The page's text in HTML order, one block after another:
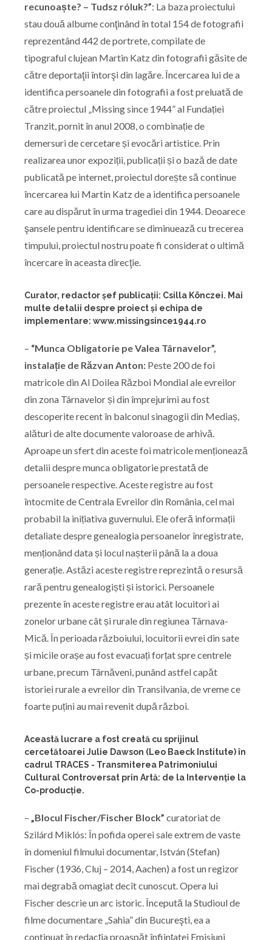
recunoaște? – Tudsz róluk?”: La baza proiectului
stau două albume conţinând în total 154 de fotografii
reprezentând 442 de portrete, compilate de
tipograful clujean Martin Katz din fotografii găsite de
către deportaţii întorşi din lagăre. Încercarea lui de a
identifica persoanele din fotografii a fost preluată de
către proiectul „Missing since 1944” al Fundației
Tranzit, pornit în anul 2008, o combinație de
demersuri de cercetare și evocări artistice. Prin
realizarea unor expoziții, publicații și o bază de date
publicată pe internet, proiectul dorește să continue
încercarea lui Martin Katz de a identifica persoanele
care au dispărut în urma tragediei din 1944. Deoarece
şansele pentru identificare se diminuează cu trecerea
timpului, proiectul nostru poate fi considerat o ultimă
încercare în aceasta direcţie.
Curator, redactor şef publicații: Csilla Könczei. Mai
multe detalii despre proiect şi echipa de
implementare: www.missingsince1944.ro
– “Munca Obligatorie pe Valea Târnavelor”,
instalație de Răzvan Anton: Peste 200 de foi
matricole din Al Doilea Război Mondial ale evreilor
din zona Târnavelor și din împrejurimi au fost
descoperite recent în balconul sinagogii din Mediaș,
alături de alte documente valoroase de arhivă.
Aproape un sfert din aceste foi matricole menționează
detalii despre munca obligatorie prestată de
persoanele respective. Aceste registre au fost
întocmite de Centrala Evreilor din România, cel mai
probabil la inițiativa guvernului. Ele oferă informații
detaliate despre genealogia persoanelor înregistrate,
menționând data și locul nașterii până la a doua
generație. Astăzi aceste registre reprezintă o resursă
rară pentru genealogiști și istorici. Persoanele
prezente în aceste registre erau atât locuitori ai
zonelor urbane cât și rurale din regiunea Târnava-
Mică. În perioada războiului, locuitorii evrei din sate
și micile orașe au fost evacuați forțat spre centrele
urbane, precum Târnăveni, punând astfel capăt
istoriei rurale a evreilor din Transilvania, de vreme ce
foarte puțini au mai revenit după război.
Această lucrare a fost creată cu sprijinul
cercetătoarei Julie Dawson (Leo Baeck Institute) în
cadrul TRACES - Transmiterea Patrimoniului
Cultural Controversat prin Artă: de la Intervenție la
Co-producție.
– „Blocul Fischer/Fischer Block” curatoriat de
Szilárd Miklós: În pofida operei sale extrem de vaste
în domeniul filmului documentar, István (Stefan)
Fischer (1936, Cluj – 2014, Aachen) a fost un regizor
mai degrabă omagiat decît cunoscut. Opera lui
Fischer descrie un arc istoric. Începută la Studioul de
filme documentare „Sahia” din Bucureşti, ea a
continuat în redacţia proaspăt înfiinţatei Emisiuni